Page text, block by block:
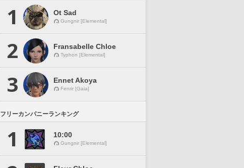
1 Ot Sad
Gungnir [Elemental]
2 Fransabelle Chloe
Typhon [Elemental]
3 Ennet Akoya
Fenrir [Gaia]
フリーカンパニーランキング
1 10:00
Gungnir [Elemental]